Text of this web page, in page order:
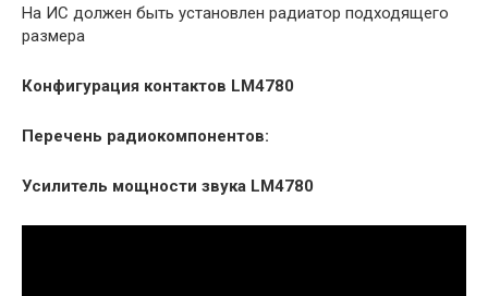
На ИС должен быть установлен радиатор подходящего
размера
Конфигурация контактов LM4780
Перечень радиокомпонентов:
Усилитель мощности звука LM4780